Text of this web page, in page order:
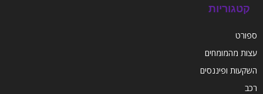
קטגוריות
ספורט
עצות מהמומחים
השקעות ופיננסים
רכב